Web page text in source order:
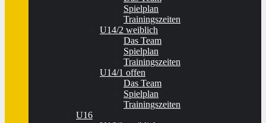
Spielplan
Trainingszeiten
U14/2 weiblich
Das Team
Spielplan
Trainingszeiten
U14/1 offen
Das Team
Spielplan
Trainingszeiten
U16